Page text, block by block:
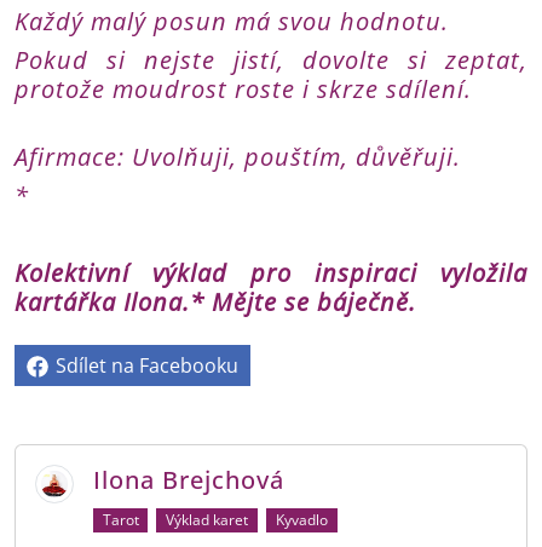
Každý malý posun má svou hodnotu.
Pokud si nejste jistí, dovolte si zeptat,
protože moudrost roste i skrze sdílení.
Afirmace: Uvolňuji, pouštím, důvěřuji.
*
Kolektivní výklad pro inspiraci vyložila
kartářka Ilona.* Mějte se báječně.
Sdílet na Facebooku
Ilona Brejchová
Tarot Výklad karet Kyvadlo